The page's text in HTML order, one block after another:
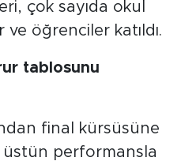
çok sayıda okul
öğrenciler katıldı.
tablosunu
final kürsüsüne
üstün performansla